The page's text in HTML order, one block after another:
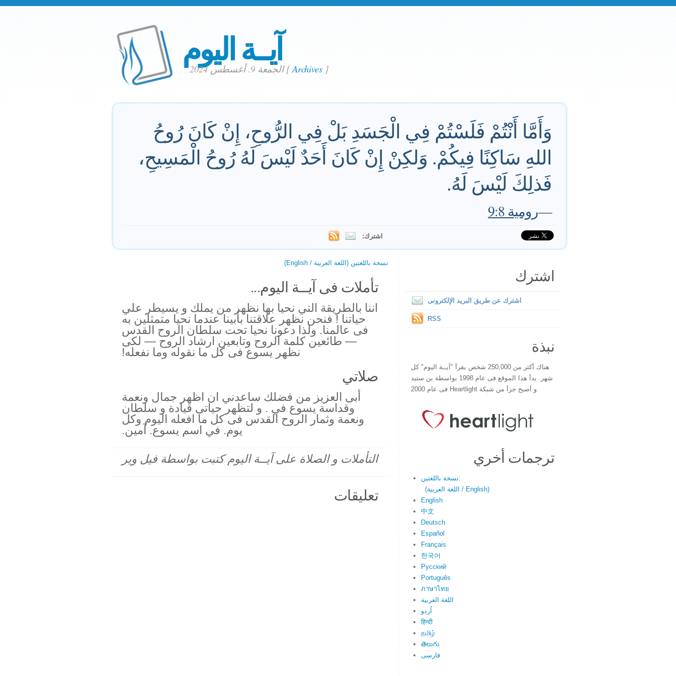
آيــة اليومالجمعة 9. أغسطس 2024[Archives]
وَأَمَّا أَنْتُمْ فَلَسْتُمْ فِي الْجَسَدِ بَلْ فِي الرُّوحِ، إِنْ كَانَ رُوحُ
اللهِ سَاكِنًا فِيكُمْ. وَلكِنْ إِنْ كَانَ أَحَدٌ لَيْسَ لَهُ رُوحُ الْمَسِيحِ،
فَذلِكَ لَيْسَ لَهُ.
—رومية 9:8
اشترك:
نسخة باللغتين (اللغة العربية / English)
تأملات فى آيــة اليوم...
اننا بالطريقة التي نحيا بها نظهر من يملك و يسيطر علي
حياتنا ! فنحن نظهر علاقتنا بأبينا عندما نحيا متمثلين به
فى عالمنا. ولذا دعونا نحيا تحت سلطان الروح القدس
— طائعين كلمة الروح وتابعين ارشاد الروح — لكى
نظهر يسوع فى كل ما نقوله وما نفعله!
صلاتي
أبى العزيز من فضلك ساعدني ان اظهر جمال ونعمة
وقداسة يسوع في . و لتظهر حياتى قيادة و سلطان
ونعمة وثمار الروح القدس فى كل ما افعله اليوم وكل
يوم. في اسم يسوع. آمين.
التأملات و الصلاة على آيــة اليوم كتبت بواسطة فيل وير
تعليقات
اشترك
اشترك عن طريق البريد الإلكترونى
RSS
نبذة
هناك أكثر من 250,000 شخص يقرأ "آيــة اليوم" كل
شهر. بدأ هذا الموقع فى عام 1998 بواسطة بن ستيد
و أصبح جزأ من شبكة Heartlight فى عام 2000
ترجمات أخري
نسخة باللغتين:
(اللغة العربية / English)
English
中文
Deutsch
Español
Français
한국어
Русский
Português
ภาษาไทย
اللغة العربية
اُردو
हिन्दी
தமிழ்
తెలుగు
فارسی